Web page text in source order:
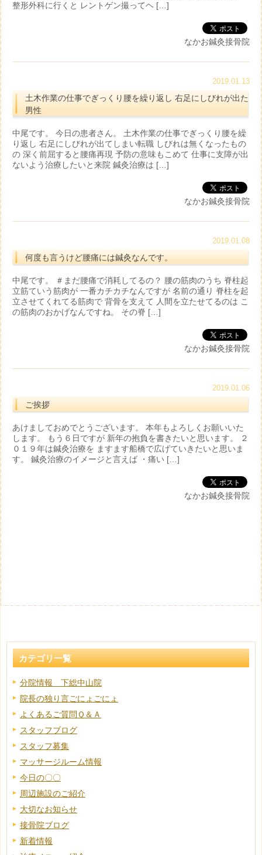
整形外科に行くと レントゲン撮ってヘ […]
なかお鍼灸接骨院
2019.01.13
土木作業の仕事でぎっくり腰を繰り返し 右足にしびれが出た
男性
中尾です。 今日の患者さん。 土木作業の仕事でぎっくり腰を繰
り返し 右足にしびれが出てしまい転職 しびれは無くなったもの
の 深く前屈すると腰痛再現 予防の意味もこめて 仕事に支障が出
ないよう治療したいと来院 鍼灸治療は […]
なかお鍼灸接骨院
2019.01.08
何度も言うけど腰痛には鍼灸なんです。
中尾です。 ＃まだ腰痛で消耗してるの？ 腰の筋肉のうち 脊柱起
立筋ていう筋肉が 一番カチカチなんですが 名前の通り 脊柱を起
立させてくれてる筋肉で 背骨を支えて 人間を立たせてるのは こ
の筋肉のおかげなんですね。 その脊 […]
なかお鍼灸接骨院
2019.01.06
ご挨拶
あけましておめでとうございます。 本年もよろしくお願いいた
します。 もう６日ですが 新年の抱負を書きたいと思います。 ２
０１９年は鍼灸治療を ますます船橋で広げていきたいと思いま
す。 鍼灸治療のイメージと言えば ・痛い […]
なかお鍼灸接骨院
カテゴリ一覧
分院情報 下総中山院
院長の独り言ごにょごにょ
よくあるご質問Ｑ＆Ａ
スタッフブログ
スタッフ募集
マッサージルーム情報
今日の〇〇
周辺施設のご紹介
大切なお知らせ
接骨院ブログ
新着情報